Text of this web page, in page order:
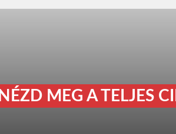
NÉZD MEG A TELJES